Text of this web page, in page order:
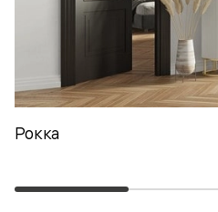
Рокка